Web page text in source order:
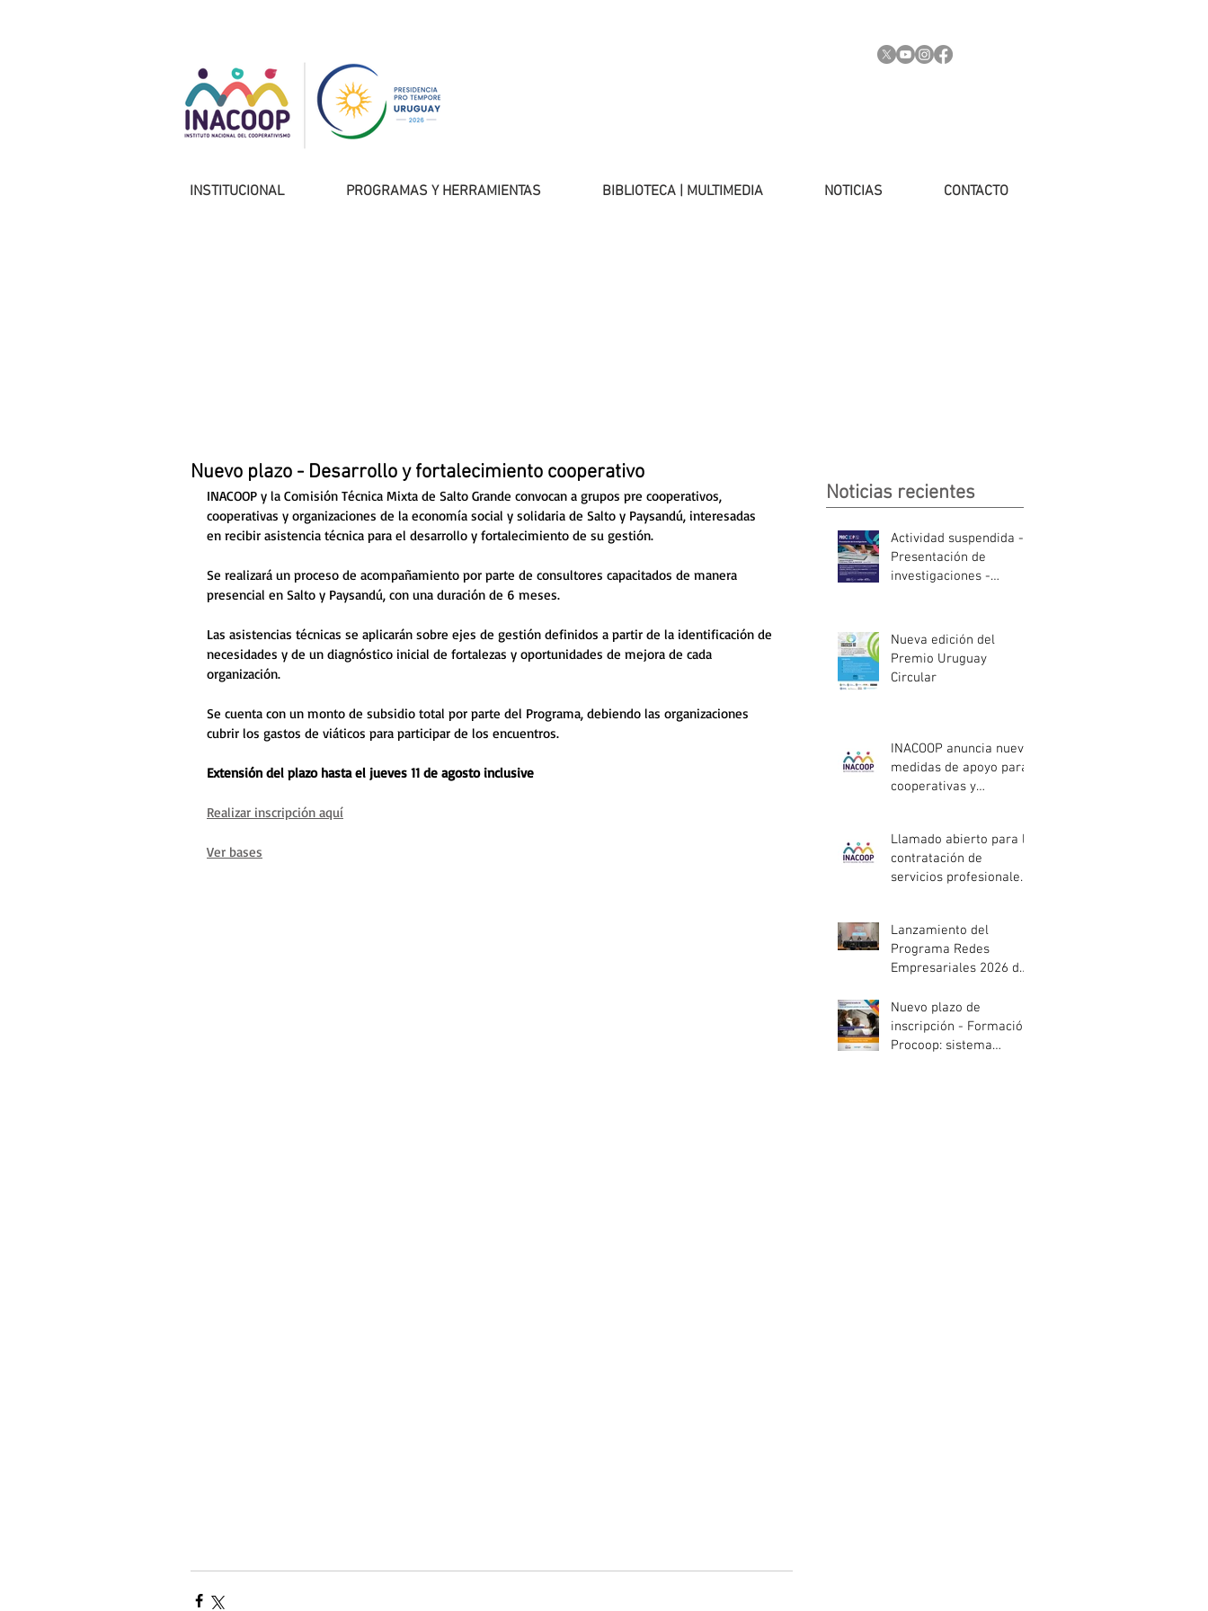
INSTITUCIONAL PROGRAMAS Y HERRAMIENTAS BIBLIOTECA | MULTIMEDIA NOTICIAS CONTACTO
Nuevo plazo - Desarrollo y fortalecimiento cooperativo
INACOOP y la Comisión Técnica Mixta de Salto Grande convocan a grupos pre cooperativos,
cooperativas y organizaciones de la economía social y solidaria de Salto y Paysandú, interesadas
en recibir asistencia técnica para el desarrollo y fortalecimiento de su gestión.
Se realizará un proceso de acompañamiento por parte de consultores capacitados de manera
presencial en Salto y Paysandú, con una duración de 6 meses.
Las asistencias técnicas se aplicarán sobre ejes de gestión definidos a partir de la identificación de
necesidades y de un diagnóstico inicial de fortalezas y oportunidades de mejora de cada
organización.
Se cuenta con un monto de subsidio total por parte del Programa, debiendo las organizaciones
cubrir los gastos de viáticos para participar de los encuentros.
Extensión del plazo hasta el jueves 11 de agosto inclusive
Realizar inscripción aquí
Ver bases
Noticias recientes
Actividad suspendida -
Presentación de
investigaciones -
Nueva edición del
Premio Uruguay
Circular
INACOOP anuncia nueve
medidas de apoyo para
cooperativas y
afectadas por el
temporal
Llamado abierto para la
contratación de
servicios profesionales
Lanzamiento del
Programa Redes
Empresariales 2026 de
Nuevo plazo de
inscripción - Formación
Procoop: sistema